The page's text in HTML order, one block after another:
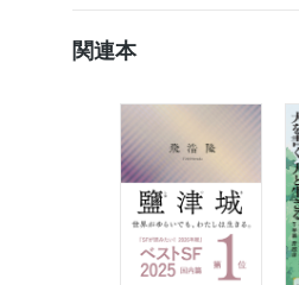
関連本